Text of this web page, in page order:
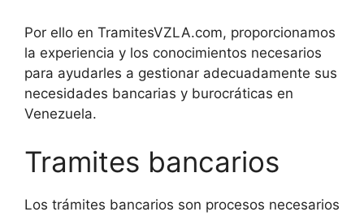
Por ello en TramitesVZLA.com, proporcionamos
la experiencia y los conocimientos necesarios
para ayudarles a gestionar adecuadamente sus
necesidades bancarias y burocráticas en
Venezuela.
Tramites bancarios
Los trámites bancarios son procesos necesarios